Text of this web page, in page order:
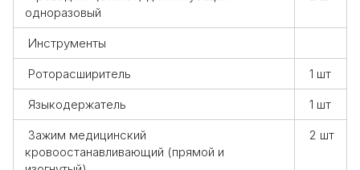
одноразовый
Инструменты
Роторасширитель
1 шт
Языкодержатель
1 шт
Зажим медицинский
кровоостанавливающий (прямой и
2 шт